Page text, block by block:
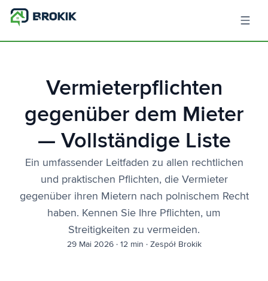
Vermieterpflichten
gegenüber dem Mieter
— Vollständige Liste
Ein umfassender Leitfaden zu allen rechtlichen
und praktischen Pflichten, die Vermieter
gegenüber ihren Mietern nach polnischem Recht
haben. Kennen Sie Ihre Pflichten, um
Streitigkeiten zu vermeiden.
29 Mai 2026· 12 min · Zespół Brokik